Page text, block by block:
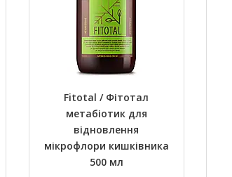
Fitotal / Фітотал
метабіотик для
відновлення
мікрофлори кишківника
500 мл